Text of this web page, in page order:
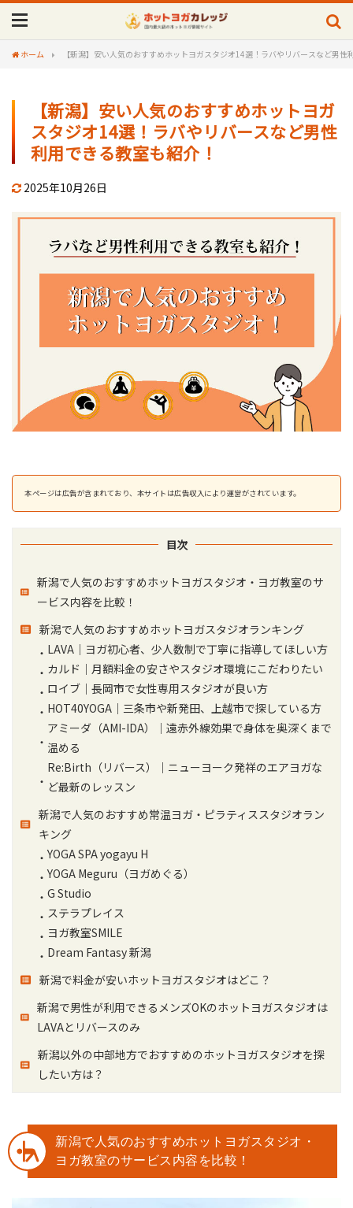
ホーム 【新潟】安い人気のおすすめホットヨガスタジオ14選！ラバやリバースなど男性
【新潟】安い人気のおすすめホットヨガ
スタジオ14選！ラバやリバースなど男性
利用できる教室も紹介！
2025年10月26日
本ページは広告が含まれており、本サイトは広告収入により運営がされています。
目次
新潟で人気のおすすめホットヨガスタジオ・ヨガ教室のサ
ービス内容を比較！
新潟で人気のおすすめホットヨガスタジオランキング
LAVA｜ヨガ初心者、少人数制で丁寧に指導してほしい方
カルド｜月額料金の安さやスタジオ環境にこだわりたい
ロイブ｜長岡市で女性専用スタジオが良い方
HOT40YOGA｜三条市や新発田、上越市で探している方
アミーダ（AMI-IDA）｜遠赤外線効果で身体を奥深くまで
温める
Re:Birth（リバース）｜ニューヨーク発祥のエアヨガな
ど最新のレッスン
新潟で人気のおすすめ常温ヨガ・ピラティススタジオラン
キング
YOGA SPA yogayu H
YOGA Meguru（ヨガめぐる）
G Studio
ステラプレイス
ヨガ教室SMILE
Dream Fantasy 新潟
新潟で料金が安いホットヨガスタジオはどこ？
新潟で男性が利用できるメンズOKのホットヨガスタジオは
LAVAとリバースのみ
新潟以外の中部地方でおすすめのホットヨガスタジオを探
したい方は？
新潟で人気のおすすめホットヨガスタジオ・
ヨガ教室のサービス内容を比較！